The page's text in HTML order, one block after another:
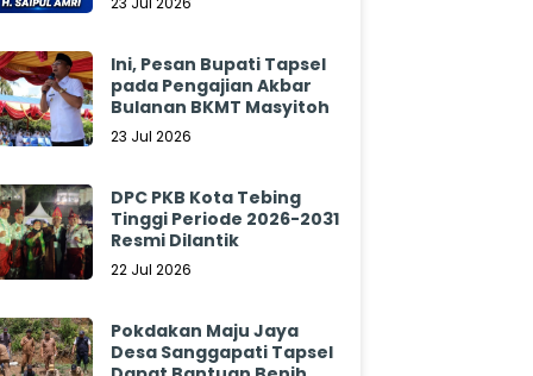
Ini, Pesan Bupati Tapsel
pada Pengajian Akbar
Bulanan BKMT Masyitoh
23 Jul 2026
DPC PKB Kota Tebing
Tinggi Periode 2026-2031
Resmi Dilantik
22 Jul 2026
Pokdakan Maju Jaya
Desa Sanggapati Tapsel